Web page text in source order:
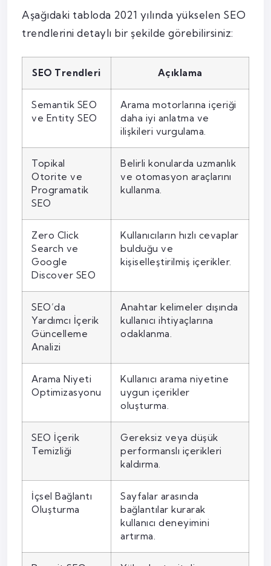
Aşağıdaki tabloda 2021 yılında yükselen SEO
trendlerini detaylı bir şekilde görebilirsiniz:
SEO Trendleri Açıklama
Semantik SEO
ve Entity SEO
Arama motorlarına içeriği
daha iyi anlatma ve
ilişkileri vurgulama.
Topikal
Otorite ve
Programatik
SEO
Belirli konularda uzmanlık
ve otomasyon araçlarını
kullanma.
Zero Click
Search ve
Google
Discover SEO
Kullanıcıların hızlı cevaplar
bulduğu ve
kişiselleştirilmiş içerikler.
SEO’da
Yardımcı İçerik
Güncelleme
Analizi
Anahtar kelimeler dışında
kullanıcı ihtiyaçlarına
odaklanma.
Arama Niyeti
Optimizasyonu
Kullanıcı arama niyetine
uygun içerikler
oluşturma.
SEO İçerik
Temizliği
Gereksiz veya düşük
performanslı içerikleri
kaldırma.
İçsel Bağlantı
Oluşturma
Sayfalar arasında
bağlantılar kurarak
kullanıcı deneyimini
artırma.